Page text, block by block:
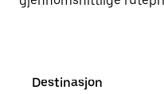
Destinasjon